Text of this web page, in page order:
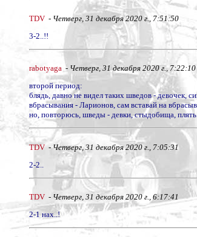
TDV - Четверг, 31 декабря 2020 г., 7:51:50
3-2..!!
rabotyaga - Четверг, 31 декабря 2020 г., 7:22:10
второй период:
блядь, давно не видел таких шведов - девочек,
вбрасывания - Ларионов, сам вставай на
но, повторюсь, шведы - девки, стыдобища,
TDV-Четверг, 31 декабря 2020 г., 7:05:31
2-2..
TDV - Четверг, 31 декабря 2020 г., 6:17:41
2-1 нах..!